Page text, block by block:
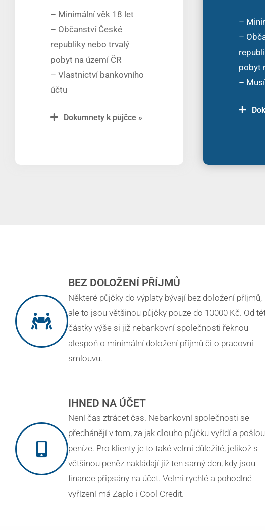
– Minimální věk 18 let
– Občanství České
republiky nebo trvalý
pobyt na území ČR
– Vlastnictví bankovního
účtu
Dokumnety k půjčce »
–
–
pobyt
–
BEZ DOLOŽENÍ PŘÍJMŮ
Některé půjčky do výplaty bývají bez doložení příjmů,
ale to jsou většinou půjčky pouze do 10000 Kč. Od
částky výše si již nebankovní společnosti řeknou
alespoň o minimální doložení příjmů či o pracovní
smlouvu.
IHNED NA ÚČET
Není čas ztrácet čas. Nebankovní společnosti se
předhánějí v tom, za jak dlouho půjčku vyřídí a pošlou
peníze. Pro klienty je to také velmi důležité, jelikož s
většinou peněz nakládají již ten samý den, kdy jsou
finance připsány na účet. Velmi rychlé a pohodlné
vyřízení má Zaplo i Cool Credit.